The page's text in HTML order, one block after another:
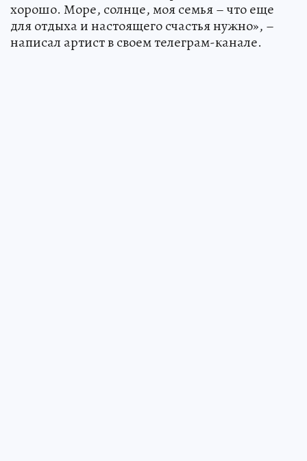
хорошо. Море, солнце, моя семья – что еще
для отдыха и настоящего счастья нужно», –
написал артист в своем телеграм-канале.